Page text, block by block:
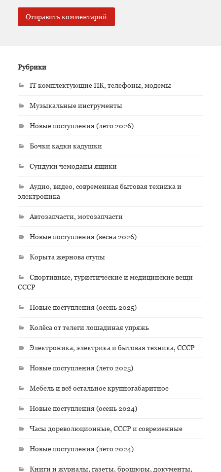
Рубрики
IT комплектующие ПК, телефоны, модемы
Музыкальные инструменты
Новые поступления (лето 2026)
Бочки кадки кадушки
Сундуки чемоданы ящики
Аудио, видео, современная бытовая техника и
электроника
Автозапчасти, мотозапчасти
Новые поступления (весна 2026)
Корыта жернова ступы
Спортивные, туристические и медицинские вещи
СССР
Новые поступления (осень 2025)
Колёса от телеги лошадиная упряжь
Электроника, электрика и бытовая техника, СССР
Новые поступления (лето 2025)
Мебель и всё остальное крупногабаритное
Новые поступления (осень 2024)
Часы дореволюционные, СССР и современные
Новые поступления (лето 2024)
Книги и журналы, газеты, брошюры, документы,